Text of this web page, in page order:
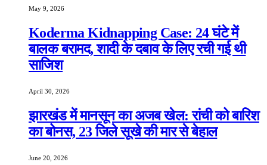
May 9, 2026
Koderma Kidnapping Case: 24 घंटे में
बालक बरामद, शादी के दबाव के लिए रची गई थी
साजिश
April 30, 2026
झारखंड में मानसून का अजब खेल: रांची को बारिश
का बोनस, 23 जिले सूखे की मार से बेहाल
June 20, 2026